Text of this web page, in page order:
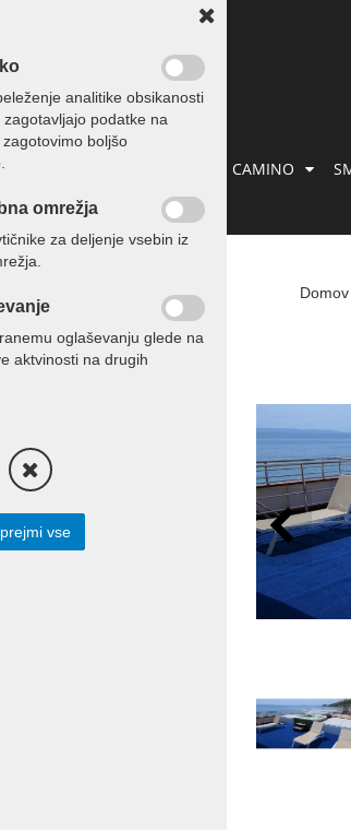
CAMINO
izleti s kolesom
skupine
vaše vprašanje. Z
bomo odgovorili.
Domov
analitike obsikanosti
podatke na
boljšo
omrežja
za deljenje vsebin iz
oglaševanju glede na
aktvinosti na drugih
vse